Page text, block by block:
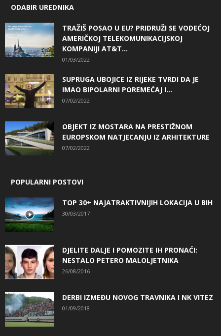
ODABIR UREDNIKA
TRAŽIŠ POSAO U EU? PRIDRUŽI SE VODEĆOJ
AMERIČKOJ TELEKOMUNIKACIJSKOJ
KOMPANIJI AT&T...
01/03/2022
SUPRUGA UBOJICE IZ RIJEKE TVRDI DA JE
IMAO BIPOLARNI POREMEĆAJ I...
07/02/2022
OBJEKT IZ MOSTARA NA PRESTIŽNOM
EUROPSKOM NATJECANJU IZ ARHITEKTURE
07/02/2022
POPULARNI POSTOVI
TOP 30+ NAJATRAKTIVNIJIH LOKACIJA U BIH
30/03/2017
DJELITE DALJE I POMOZITE IH PRONAĆI:
NESTALO PETERO MALOLJETNIKA
26/08/2016
DERBI IZMEĐU NOVOG TRAVNIKA I NK VITEZ
01/09/2018